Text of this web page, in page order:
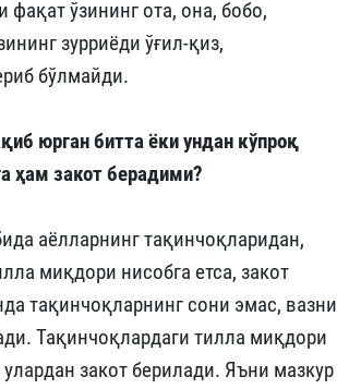
фақат ўзининг ота, она, бобо,
зурриёди ўғил-қиз,
бўлмайди.
юрган битта ёки ундан кўпроқ
ҳам закот берадими?
аёлларнинг тақинчоқларидан,
миқдори нисобга етса, закот
тақинчоқларнинг сони эмас, вазни
Тақинчоқлардаги тилла миқдори
улардан закот берилади. Яъни мазкур